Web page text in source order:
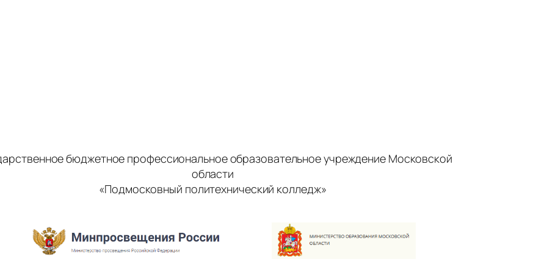
бюджетное профессиональное образовательное учреждение Московской
области
«Подмосковный политехнический колледж»